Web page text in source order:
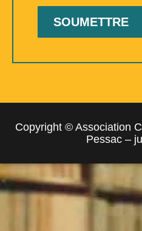
Copyright © Association
Pessac –